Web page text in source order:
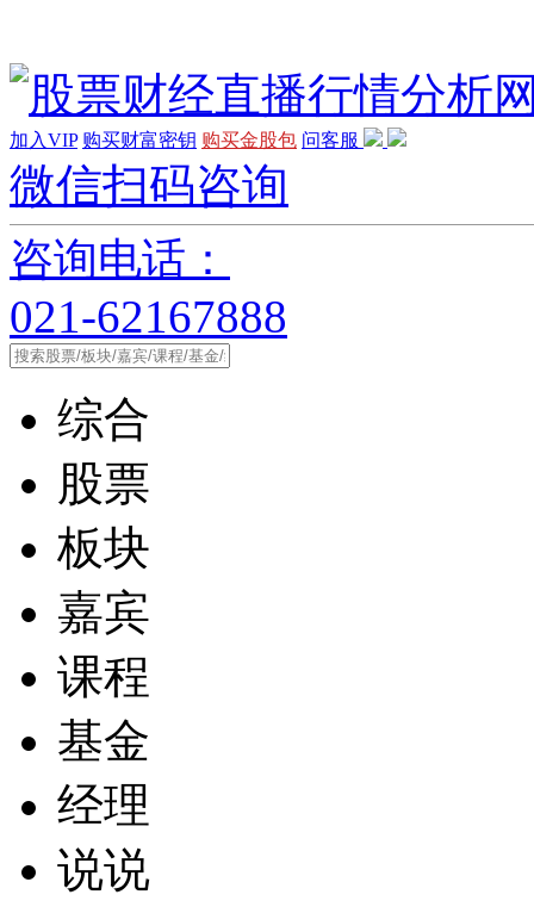
加入VIP 购买财富密钥 购买金股包 问客服
微信扫码咨询
咨询电话：
021-62167888
综合
股票
板块
嘉宾
课程
基金
经理
说说